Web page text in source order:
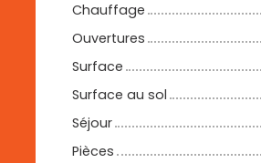
Chauffage
Ouvertures
Surface
Surface au sol
Séjour
Pièces